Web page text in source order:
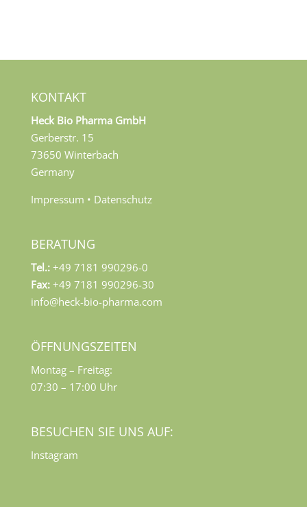
KONTAKT
Heck Bio Pharma GmbH
Gerberstr. 15
73650 Winterbach
Germany
Impressum • Datenschutz
BERATUNG
Tel.: +49 7181 990296-0
Fax:+49 7181 990296-30
info@heck-bio-pharma.com
ÖFFNUNGSZEITEN
Montag – Freitag:
07:30 – 17:00 Uhr
BESUCHEN SIE UNS AUF:
Instagram